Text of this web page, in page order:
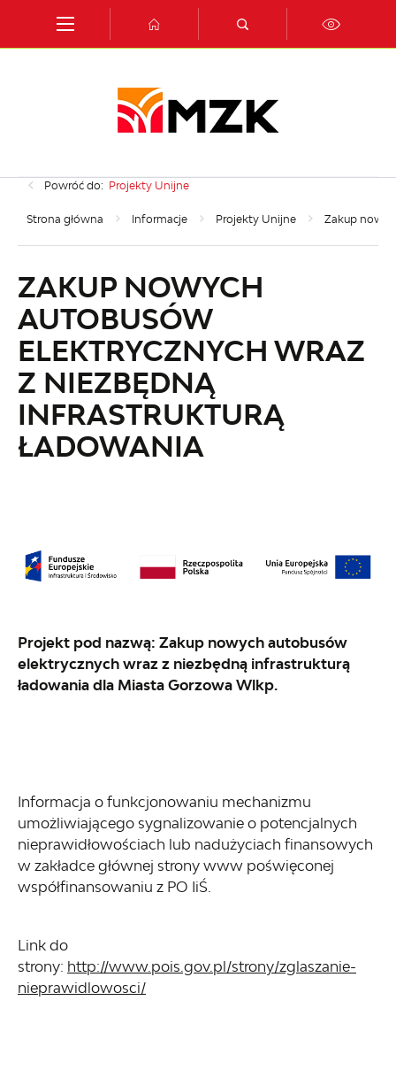
Przejdź do wyszukiwarki.
Przejdź do ustawień wielkości czcionki.
Włącz wersję kontrastową strony.
Powróć do: Projekty Unijne
Strona główna Informacje Projekty Unijne Zakup
ZAKUP NOWYCH
AUTOBUSÓW
ELEKTRYCZNYCH WRAZ
Z NIEZBĘDNĄ
INFRASTRUKTURĄ
ŁADOWANIA
Projekt pod nazwą: Zakup nowych autobusów
elektrycznych wraz z niezbędną infrastrukturą
ładowania dla Miasta Gorzowa Wlkp.
Informacja o funkcjonowaniu mechanizmu
umożliwiającego sygnalizowanie o potencjalnych
nieprawidłowościach lub nadużyciach finansowych
w zakładce głównej strony www poświęconej
współfinansowaniu z PO IiŚ.
Link do
strony: http://www.pois.gov.pl/strony/zglaszanie-
nieprawidlowosci/